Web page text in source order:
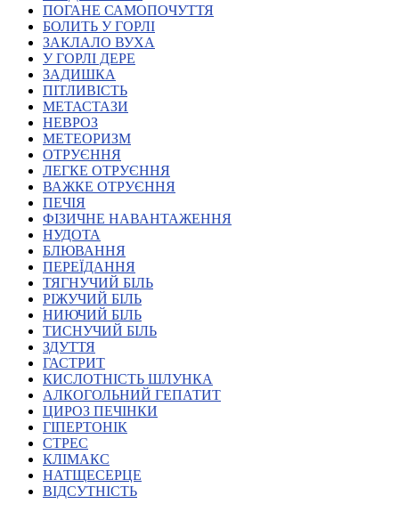
Миколаївська область
Одеська область
Полтавська область
Рівненська область
Сумська область
Тернопільська область
Херсонська область
Хмельницька область
Черкаська область
Чернігівська область
Особи відповідальні за контактування з
питань укладення договорів
Вивчаємо жестову мову
Дитяча сторінка
Новини про жестову мову
Ресурс для вивчення жестових мов різних країн
ЦУЖМ
Проєкт "Жестова мова для поліцейських"
Про шахрайські схеми
ВІКТОРИНА
На допомогу військовим
Медична термінологія жестовою мовою
ПОГАНЕ САМОПОЧУТТЯ
БОЛИТЬ У ГОРЛІ
ЗАКЛАЛО ВУХА
У ГОРЛІ ДЕРЕ
ЗАДИШКА
ПІТЛИВІСТЬ
МЕТАСТАЗИ
НЕВРОЗ
МЕТЕОРИЗМ
ОТРУЄННЯ
ЛЕГКЕ ОТРУЄННЯ
ВАЖКЕ ОТРУЄННЯ
ПЕЧІЯ
ФІЗИЧНЕ НАВАНТАЖЕННЯ
НУДОТА
БЛЮВАННЯ
ПЕРЕЇДАННЯ
ТЯГНУЧИЙ БІЛЬ
РІЖУЧИЙ БІЛЬ
НИЮЧИЙ БІЛЬ
ТИСНУЧИЙ БІЛЬ
ЗДУТТЯ
ГАСТРИТ
КИСЛОТНІСТЬ ШЛУНКА
АЛКОГОЛЬНИЙ ГЕПАТИТ
ЦИРОЗ ПЕЧІНКИ
ГІПЕРТОНІК
СТРЕС
КЛІМАКС
НАТЩЕСЕРЦЕ
ВІДСУТНІСТЬ